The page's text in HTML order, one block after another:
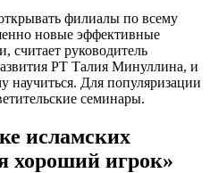
филиалы по всему
новые эффективные
считает руководитель
РТ Талия Минуллина, и
научиться. Для популяризации
семинары.
исламских
хороший игрок»